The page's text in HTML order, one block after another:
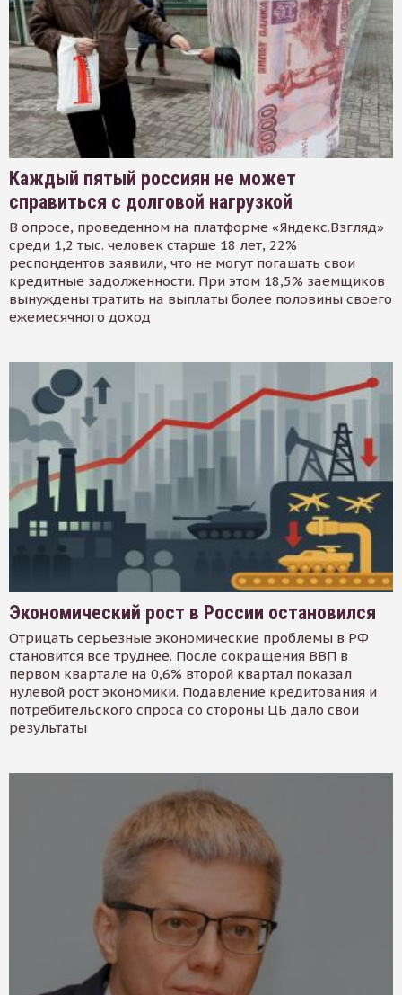
Каждый пятый россиян не может
справиться с долговой нагрузкой
В опросе, проведенном на платформе «Яндекс.Взгляд»
среди 1,2 тыс. человек старше 18 лет, 22%
респондентов заявили, что не могут погашать свои
кредитные задолженности. При этом 18,5% заемщиков
вынуждены тратить на выплаты более половины своего
ежемесячного доход
Экономический рост в России остановился
Отрицать серьезные экономические проблемы в РФ
становится все труднее. После сокращения ВВП в
первом квартале на 0,6% второй квартал показал
нулевой рост экономики. Подавление кредитования и
потребительского спроса со стороны ЦБ дало свои
результаты